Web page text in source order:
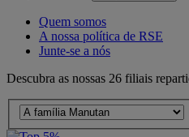
Quem somos
A nossa política de RSE
Junte-se a nós
Descubra as nossas 26 filiais